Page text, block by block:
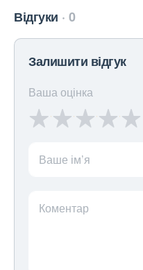
Відгуки 0
Залишити відгук
Ваша оцінка
Ваше ім’я
Коментар